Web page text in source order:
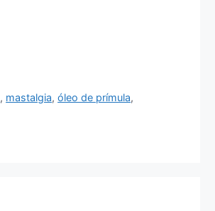
, mastalgia,óleo de prímula,